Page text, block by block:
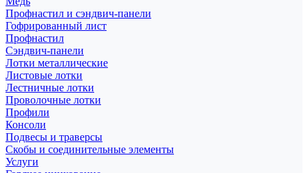
Профнастил и сэндвич-панели
Гофрированный лист
Профнастил
Сэндвич-панели
Лотки металлические
Листовые лотки
Лестничные лотки
Проволочные лотки
Профили
Консоли
Подвесы и траверсы
Скобы и соединительные элементы
Услуги